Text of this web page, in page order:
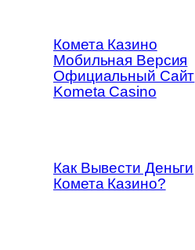
Комета Казино
Мобильная Версия
Официальный Сайт
Kometa Casino
Как Вывести Деньги
Комета Казино?